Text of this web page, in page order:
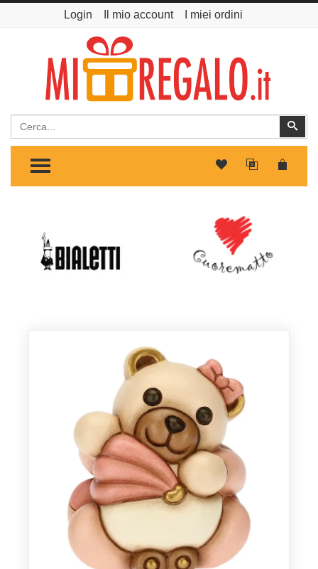
Login Il mio account I miei ordini
Cerca
TOGGLE MENU